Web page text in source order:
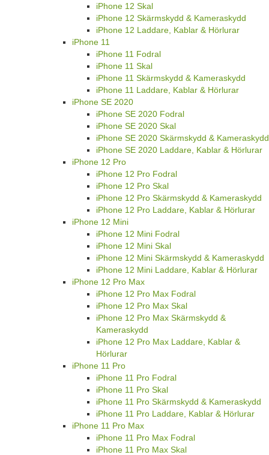
iPhone 12 Skal
iPhone 12 Skärmskydd & Kameraskydd
iPhone 12 Laddare, Kablar & Hörlurar
iPhone 11
iPhone 11 Fodral
iPhone 11 Skal
iPhone 11 Skärmskydd & Kameraskydd
iPhone 11 Laddare, Kablar & Hörlurar
iPhone SE 2020
iPhone SE 2020 Fodral
iPhone SE 2020 Skal
iPhone SE 2020 Skärmskydd & Kameraskydd
iPhone SE 2020 Laddare, Kablar & Hörlurar
iPhone 12 Pro
iPhone 12 Pro Fodral
iPhone 12 Pro Skal
iPhone 12 Pro Skärmskydd & Kameraskydd
iPhone 12 Pro Laddare, Kablar & Hörlurar
iPhone 12 Mini
iPhone 12 Mini Fodral
iPhone 12 Mini Skal
iPhone 12 Mini Skärmskydd & Kameraskydd
iPhone 12 Mini Laddare, Kablar & Hörlurar
iPhone 12 Pro Max
iPhone 12 Pro Max Fodral
iPhone 12 Pro Max Skal
iPhone 12 Pro Max Skärmskydd &
Kameraskydd
iPhone 12 Pro Max Laddare, Kablar &
Hörlurar
iPhone 11 Pro
iPhone 11 Pro Fodral
iPhone 11 Pro Skal
iPhone 11 Pro Skärmskydd & Kameraskydd
iPhone 11 Pro Laddare, Kablar & Hörlurar
iPhone 11 Pro Max
iPhone 11 Pro Max Fodral
iPhone 11 Pro Max Skal